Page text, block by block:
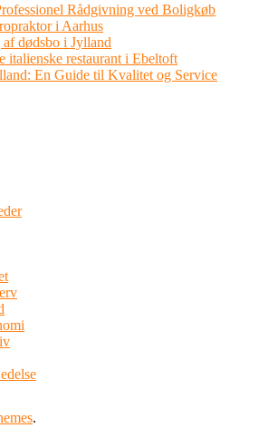
Rådgivning ved Boligkøb
i Aarhus
dødsbo i Jylland
italienske restaurant i Ebeltoft
En Guide til Kvalitet og Service
.